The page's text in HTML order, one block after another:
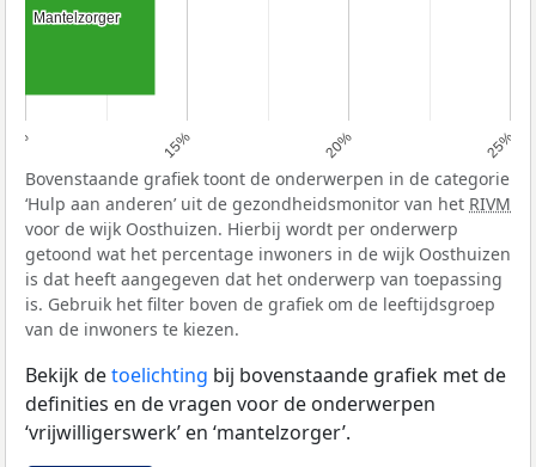
10% 15% 20% 25%
Mantelzorger
Mantelzorger
Bovenstaande grafiek toont de onderwerpen in de categorie
‘Hulp aan anderen’ uit de gezondheidsmonitor van het RIVM
voor de wijk Oosthuizen. Hierbij wordt per onderwerp
getoond wat het percentage inwoners in de wijk Oosthuizen
is dat heeft aangegeven dat het onderwerp van toepassing
is. Gebruik het filter boven de grafiek om de leeftijdsgroep
van de inwoners te kiezen.
Bekijk detoelichting bij bovenstaande grafiek met de
definities en de vragen voor de onderwerpen
‘vrijwilligerswerk’ en ‘mantelzorger’.